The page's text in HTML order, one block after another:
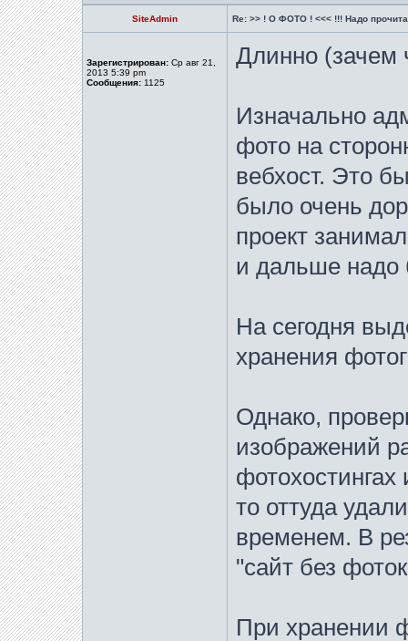
SiteAdmin Re: >> ! О ФОТО ! <<< !!! Надо
Зарегистрирован: Ср авг 21,
2013 5:39 pm
Сообщения: 1125
Длинно (зачем
Изначально
фото на
вебхост. Это
было очень
проект
и дальше надо
На сегодня
хранения
Однако,
изображений
то оттуда
временем. В
"сайт без
При хранении